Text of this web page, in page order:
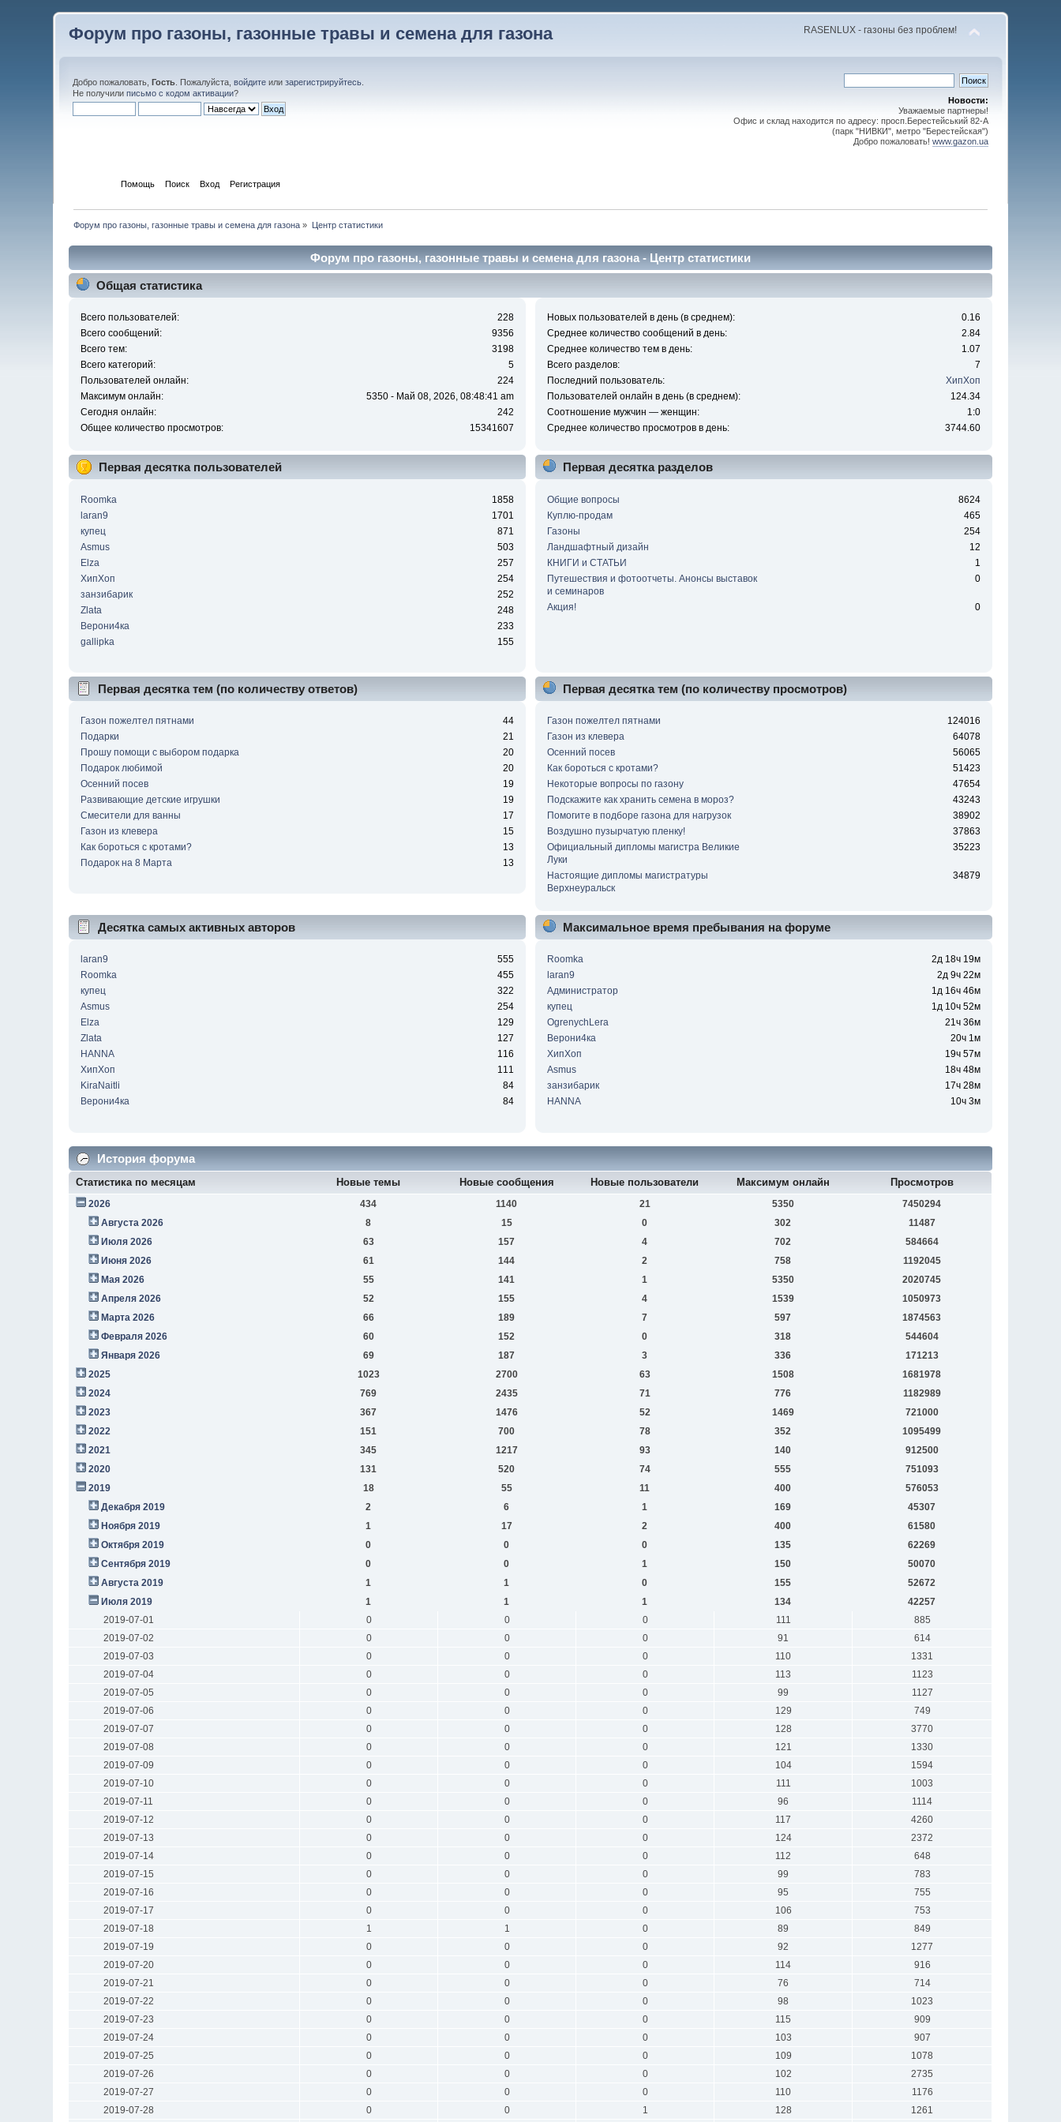
Форум про газоны, газонные травы и семена для газона RASENLUX - газоны без проблем!
Добро пожаловать,Гость . Пожалуйста,войдите илизарегистрируйтесь
Не получилиписьмо с кодом активации?
Новости:
Уважаемые партнеры!
Офис и склад находится по адресу: просп.Берестейський 82-А
(парк "НИВКИ", метро "Берестейская")
Добро пожаловать! www.gazon.ua
Помощь Поиск Вход Регистрация
Форум про газоны, газонные травы и семена для газона » Центр статистики
Форум про газоны, газонные травы и семена для газона - Центр статистики
Общая статистика
Всего пользователей:
228
Всего сообщений:
9356
Всего тем:
3198
Всего категорий:
5
Пользователей онлайн:
224
Максимум онлайн:
5350 - Май 08, 2026, 08:48:41 am
Сегодня онлайн:
242
Общее количество просмотров:
15341607
Новых пользователей в день (в среднем):
0.16
Среднее количество сообщений в день:
2.84
Среднее количество тем в день:
1.07
Всего разделов:
7
Последний пользователь:
ХипХоп
Пользователей онлайн в день (в среднем):
124.34
Соотношение мужчин — женщин:
1:0
Среднее количество просмотров в день:
3744.60
Первая десятка пользователей
Roomka
1858
laran9
1701
купец
871
Asmus
503
Elza
257
ХипХоп
254
занзибарик
252
Zlata
248
Верони4ка
233
gallipka
155
Первая десятка разделов
Общие вопросы
8624
Куплю-продам
465
Газоны
254
Ландшафтный дизайн
12
КНИГИ и СТАТЬИ
1
Путешествия и фотоотчеты. Анонсы выставок
и семинаров
0
Акция! 0
Первая десятка тем (по количеству ответов)
Газон пожелтел пятнами
44
Подарки
21
Прошу помощи с выбором подарка
20
Подарок любимой
20
Осенний посев
19
Развивающие детские игрушки
19
Смесители для ванны
17
Газон из клевера
15
Как бороться с кротами?
13
Подарок на 8 Марта
13
Первая десятка тем (по количеству просмотров)
Газон пожелтел пятнами
124016
Газон из клевера
64078
Осенний посев
56065
Как бороться с кротами?
51423
Некоторые вопросы по газону
47654
Подскажите как хранить семена в мороз?
43243
Помогите в подборе газона для нагрузок
38902
Воздушно пузырчатую пленку!
37863
Официальный дипломы магистра Великие
Луки
35223
Настоящие дипломы магистратуры
Верхнеуральск
34879
Десятка самых активных авторов
laran9
555
Roomka
455
купец
322
Asmus
254
Elza
129
Zlata
127
HANNA
116
ХипХоп
111
KiraNaitli
84
Верони4ка
84
Максимальное время пребывания на форуме
Roomka
2д 18ч 19м
laran9
2д 9ч 22м
Администратор
1д 16ч 46м
купец
1д 10ч 52м
OgrenychLera
21ч 36м
Верони4ка
20ч 1м
ХипХоп
19ч 57м
Asmus
18ч 48м
занзибарик
17ч 28м
HANNA
10ч 3м
История форума
Статистика по месяцам Новые темы Новые сообщения Новые пользователи Максимум онлайн Просмотров
2026 434 1140 21 5350
7450294
Августа 2026
8 15 0 302
11487
Июля 2026
63 157 4 702
584664
Июня 2026
61 144 2 758
1192045
Мая 2026
55 141 1 5350
2020745
Апреля 2026
52 155 4 1539
1050973
Марта 2026
66 189 7 597
1874563
Февраля 2026
60 152 0 318
544604
Января 2026
69 187 3 336
171213
2025
1023 2700 63 1508
1681978
2024
769 2435 71 776
1182989
2023
367 1476 52 1469
721000
2022
151 700 78 352
1095499
2021
345 1217 93 140
912500
2020
131 520 74 555
751093
2019
18 55 11 400
576053
Декабря 2019
2 6 1 169
45307
Ноября 2019
1 17 2 400
61580
Октября 2019
0 0 0 135
62269
Сентября 2019
0 0 1 150
50070
Августа 2019
1 1 0 155
52672
Июля 2019
1 1 1 134
42257
2019-07-01
0 0 0 111
885
2019-07-02
0 0 0 91
614
2019-07-03
0 0 0 110
1331
2019-07-04
0 0 0 113
1123
2019-07-05
0 0 0 99
1127
2019-07-06
0 0 0 129
749
2019-07-07
0 0 0 128
3770
2019-07-08
0 0 0 121
1330
2019-07-09
0 0 0 104
1594
2019-07-10
0 0 0 111
1003
2019-07-11
0 0 0 96
1114
2019-07-12
0 0 0 117
4260
2019-07-13
0 0 0 124
2372
2019-07-14
0 0 0 112
648
2019-07-15
0 0 0 99
783
2019-07-16
0 0 0 95
755
2019-07-17
0 0 0 106
753
2019-07-18
1 1 0 89
849
2019-07-19
0 0 0 92
1277
2019-07-20
0 0 0 114
916
2019-07-21
0 0 0 76
714
2019-07-22
0 0 0 98
1023
2019-07-23
0 0 0 115
909
2019-07-24
0 0 0 103
907
2019-07-25
0 0 0 109
1078
2019-07-26
0 0 0 102
2735
2019-07-27
0 0 0 110
1176
2019-07-28
0 0 1 128 1261